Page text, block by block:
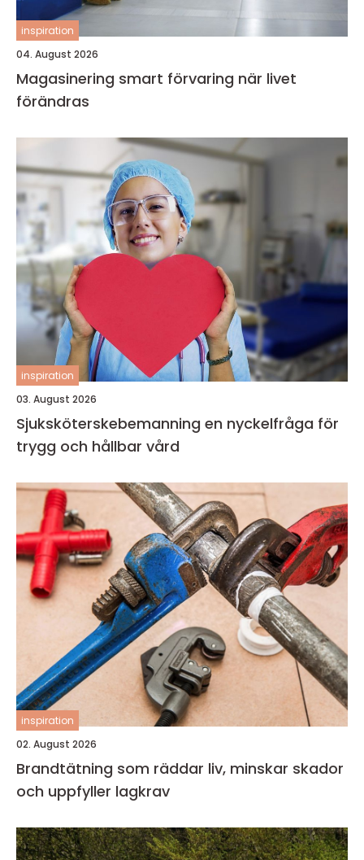
inspiration
04. August 2026
Magasinering smart förvaring när livet
förändras
inspiration
03. August 2026
Sjuksköterskebemanning en nyckelfråga för
trygg och hållbar vård
inspiration
02. August 2026
Brandtätning som räddar liv, minskar skador
och uppfyller lagkrav